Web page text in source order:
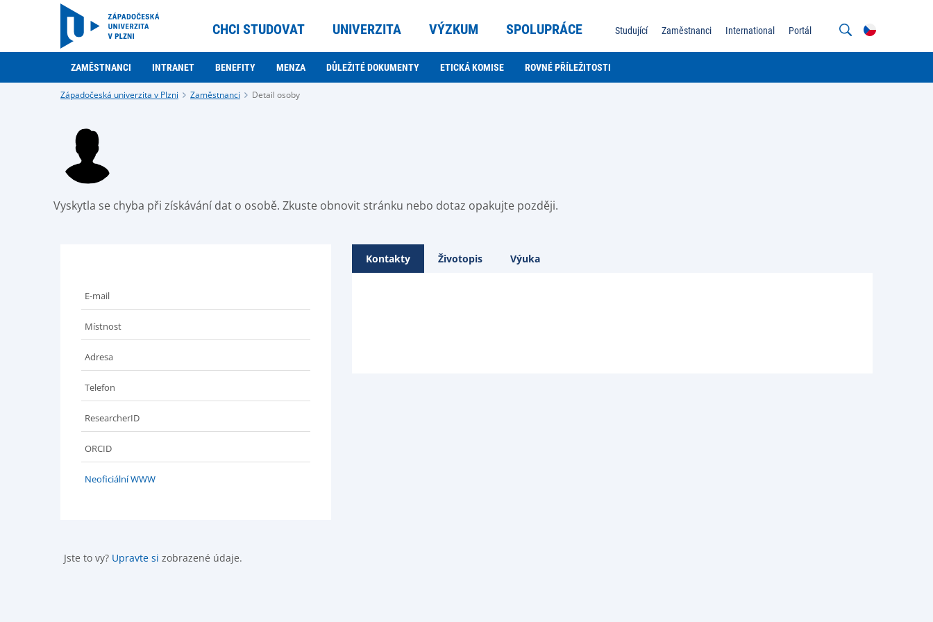
CHCI STUDOVAT UNIVERZITA VÝZKUM SPOLUPRÁCE Studující Zaměstnanci International Portál
ZAMĚSTNANCI INTRANET BENEFITY MENZA DŮLEŽITÉ DOKUMENTY ETICKÁ KOMISE ROVNÉ PŘÍLEŽITOSTI
Západočeská univerzita v Plzni Zaměstnanci Detail osoby
Vyskytla se chyba při získávání dat o osobě. Zkuste obnovit stránku nebo dotaz opakujte později.
E-mail
Místnost
Adresa
Telefon
ResearcherID
ORCID
Neoficiální WWW
Jste to vy? Upravte si zobrazené údaje.
Kontakty Životopis Výuka